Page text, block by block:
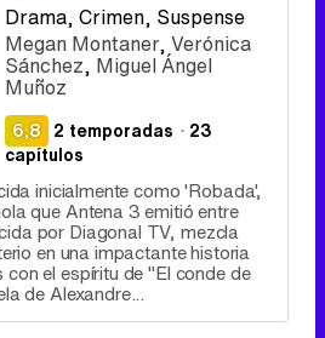
Drama, Crimen, Suspense
Megan Montaner, Verónica
Sánchez, Miguel Ángel
Muñoz
6,8 2 temporadas · 23
capítulos
inicialmente como 'Robada',
que Antena 3 emitió entre
por Diagonal TV, mezcla
en una impactante historia
el espíritu de "El conde de
de Alexandre...